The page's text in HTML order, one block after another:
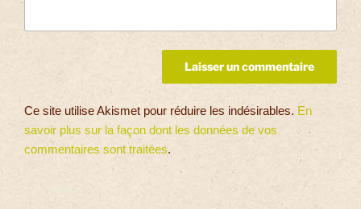
Ce site utilise Akismet pour réduire les indésirables. En
savoir plus sur la façon dont les données de vos
commentaires sont traitées.